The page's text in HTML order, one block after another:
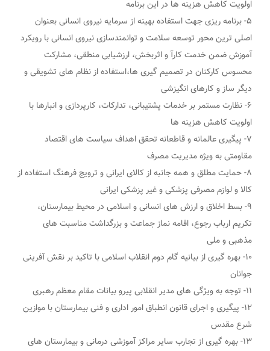
اولویت کاهش هزینه ها در این برنامه
۵- برنامه ریزی جهت استفاده بهینه از سرمایه نیروی انسانی بعنوان
اصلی ترین محور توسعه سلامت و توانمندسازی نیروی انسانی با رویکرد
آموزش ضمن خدمت کارآ و اثربخش، ارزشیابی منطقی، مشارکت
محسوس کارکنان در تصمیم گیری ها،استفاده از نظام های تشویقی و
دیگر ساز و کارهای انگیزشی
۶- نظارت مستمر بر خدمات پشتیبانی، تدارکات، کارپردازی و انبارها با
اولویت کاهش هزینه ها
۷- پیگیری عالمانه و قاطعانه تحقق اهداف سیاست های اقتصاد
مقاومتی به ویژه مدیریت مصرف
۸- حمایت مطلق و همه جانبه از کالای ایرانی و ترویج فرهنگ استفاده از
کالا و لوازم مصرفی پزشکی و غیر پزشکی ایرانی
۹- بسط اخلاق و ارزش های انسانی و اسلامی در محیط بیمارستان،
تکریم ارباب رجوع، اقامه نماز جماعت و بزرگداشت مناسبت های
مذهبی و ملی
۱۰- بهره گیری از بیانیه گام دوم انقلاب اسلامی با تاکید بر نقش آفرینی
جوانان
۱۱- توجه به ویژگی های مدیر انقلابی پیرو بیانات مقام معظم رهبری
۱۲- پیگیری و اجرای قانون انطباق امور اداری و فنی بیمارستان با موازین
شرع مقدس
۱۳- بهره گیری از تجارب سایر مراکز آموزشی درمانی و بیمارستان های